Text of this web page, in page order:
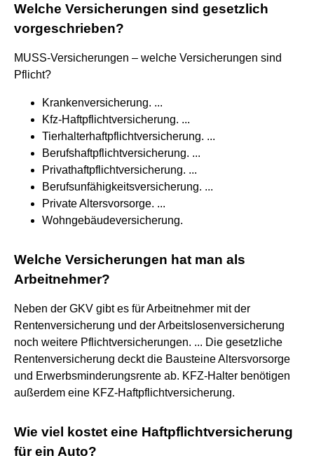
Welche Versicherungen sind gesetzlich
vorgeschrieben?
MUSS-Versicherungen – welche Versicherungen sind
Pflicht?
Krankenversicherung. ...
Kfz-Haftpflichtversicherung. ...
Tierhalterhaftpflichtversicherung. ...
Berufshaftpflichtversicherung. ...
Privathaftpflichtversicherung. ...
Berufsunfähigkeitsversicherung. ...
Private Altersvorsorge. ...
Wohngebäudeversicherung.
Welche Versicherungen hat man als
Arbeitnehmer?
Neben der GKV gibt es für Arbeitnehmer mit der
Rentenversicherung und der Arbeitslosenversicherung
noch weitere Pflichtversicherungen. ... Die gesetzliche
Rentenversicherung deckt die Bausteine Altersvorsorge
und Erwerbsminderungsrente ab. KFZ-Halter benötigen
außerdem eine KFZ-Haftpflichtversicherung.
Wie viel kostet eine Haftpflichtversicherung
für ein Auto?